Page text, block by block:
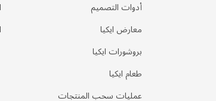
أدوات التصميم
معارض ايكيا
بروشورات ايكيا
طعام ايكيا
عمليات سحب المنتجات